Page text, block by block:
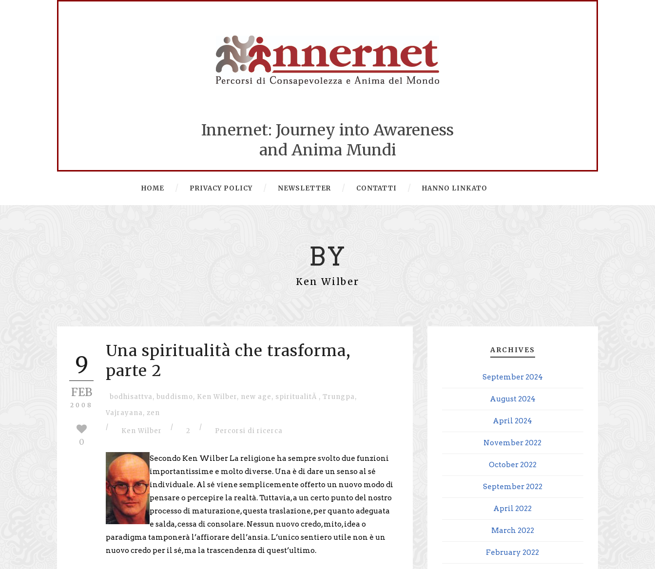
Innernet: Journey into Awareness
and Anima Mundi
HOME PRIVACY POLICY NEWSLETTER CONTATTI HANNO LINKATO
BY
Ken Wilber
9
FEB
2008
0
Una spiritualità che trasforma,
parte 2
bodhisattva, buddismo, Ken Wilber, new age, spiritualitÃ , Trungpa,
Vajrayana, zen
/
Ken Wilber / 2 / Percorsi di ricerca
Secondo Ken Wilber La religione ha sempre svolto due funzioni
importantissime e molto diverse. Una è di dare un senso al sé
individuale. Al sé viene semplicemente offerto un nuovo modo di
pensare o percepire la realtà. Tuttavia, a un certo punto del nostro
processo di maturazione, questa traslazione, per quanto adeguata
e salda, cessa di consolare. Nessun nuovo credo, mito, idea o
paradigma tamponerà l’affiorare dell’ansia. L’unico sentiero utile non è un
nuovo credo per il sé, ma la trascendenza di quest’ultimo.
ARCHIVES
September 2024
August 2024
April 2024
November 2022
October 2022
September 2022
April 2022
March 2022
February 2022